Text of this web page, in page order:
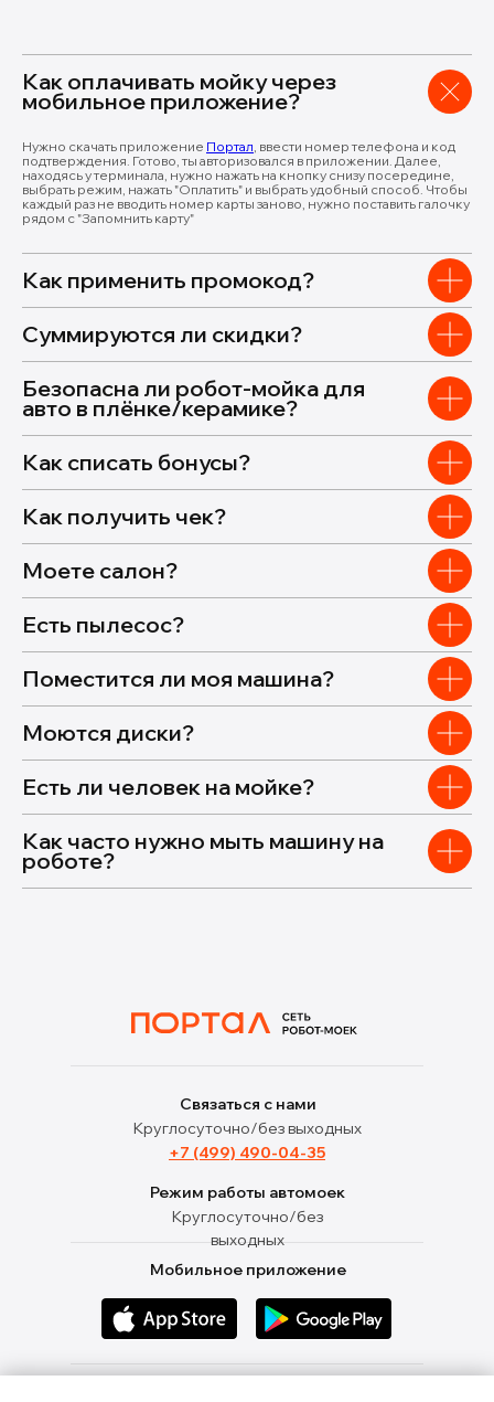
Как оплачивать мойку через
мобильное приложение?
Нужно скачать приложение Портал, ввести номер телефона и код
подтверждения. Готово, ты авторизовался в приложении. Далее,
находясь у терминала, нужно нажать на кнопку снизу посередине,
выбрать режим, нажать "Оплатить" и выбрать удобный способ. Чтобы
каждый раз не вводить номер карты заново, нужно поставить галочку
рядом с "Запомнить карту"
Как применить промокод?
Суммируются ли скидки?
Безопасна ли робот-мойка для
авто в плёнке/керамике?
Как списать бонусы?
Как получить чек?
Моете салон?
Есть пылесос?
Поместится ли моя машина?
Моются диски?
Есть ли человек на мойке?
Как часто нужно мыть машину на
роботе?
+7 (499) 490-04-35
Круглосуточно/без
выходных
Связаться с нами
Режим работы автомоек
Круглосуточно/без выходных
Мобильное приложение